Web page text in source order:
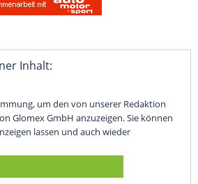
Inhalt:
um den von unserer Redaktion
Glomex GmbH anzuzeigen. Sie können
lassen und auch wieder